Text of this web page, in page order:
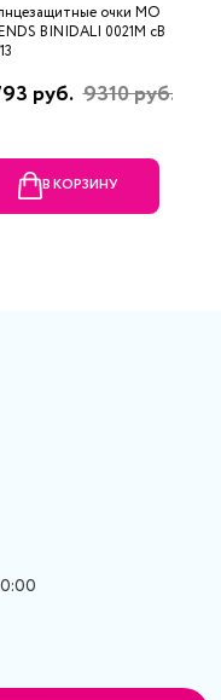
очки MO
BINIDALI 0021M cB
руб. 9310 руб.
В КОРЗИНУ